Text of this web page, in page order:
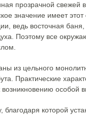
прозрачной
значение имеет
ведь восточная
Поэтому все
из цельного
Практические
особой
которой